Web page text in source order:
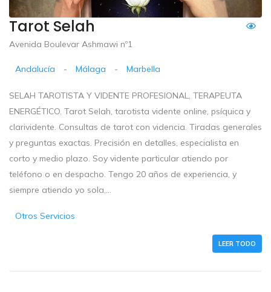
Tarot Selah
Avenida Boulevar Ashmawi nº1
Andalucía - Málaga - Marbella
SELAH TAROTISTA Y VIDENTE PROFESIONAL, TERAPEUTA
ENERGÉTICO. Tarot Selah, tarotista vidente online, psíquica y
clarividente. Consultas de tarot con videncia. Tiradas generales
y preguntas exactas. Precisión en detalles, especialista en
corto y medio plazo. Soy vidente particular atiendo por
teléfono o en despacho. Tengo 20 años de experiencia, y
siempre atiendo yo sola,...
Otros Servicios
LEER TODO